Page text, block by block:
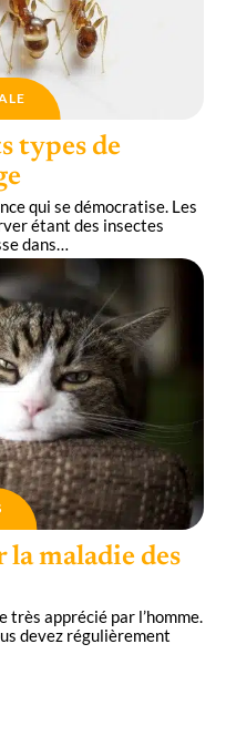
types de
qui se démocratise. Les
étant des insectes
dans…
maladie des
très apprécié par l’homme.
devez régulièrement